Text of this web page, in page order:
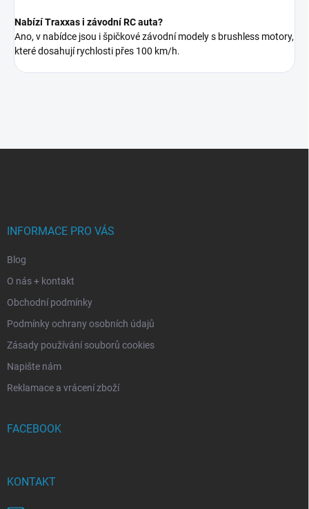
Nabízí Traxxas i závodní RC auta?
Ano, v nabídce jsou i špičkové závodní modely s brushless motory,
které dosahují rychlosti přes 100 km/h.
INFORMACE PRO VÁS
Blog
O nás + kontakt
Obchodní podmínky
Podmínky ochrany osobních údajů
Zásady používání souborů cookies
Napište nám
Reklamace a vrácení zboží
FACEBOOK
KONTAKT